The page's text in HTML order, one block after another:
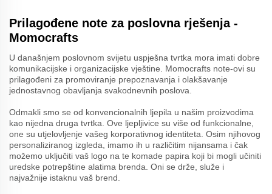
Prilagođene note za poslovna rješenja -
Momocrafts
U današnjem poslovnom svijetu uspješna tvrtka mora imati dobre
komunikacijske i organizacijske vještine. Momocrafts note-ovi su
prilagođeni za promoviranje prepoznavanja i olakšavanje
jednostavnog obavljanja svakodnevnih poslova.
Odmakli smo se od konvencionalnih ljepila u našim proizvodima
kao nijedna druga tvrtka. Ove ljepljivice su više od funkcionalne,
one su utjelovljenje vašeg korporativnog identiteta. Osim njihovog
personaliziranog izgleda, imamo ih u različitim nijansama i čak
možemo uključiti vaš logo na te komade papira koji bi mogli učiniti
uredske potrepštine alatima brenda. Oni se drže, služe i
najvažnije istaknu vaš brend.